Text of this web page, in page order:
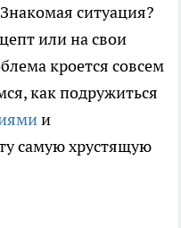
ситуация?
или на свои
кроется совсем
как подружиться
и
самую хрустящую